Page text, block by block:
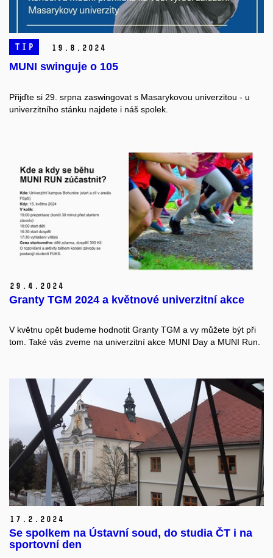
TIP 19. 8. 2024
MUNI swinguje o 105
Přijďte si 29. srpna zaswingovat s Masarykovou univerzitou - u
univerzitního stánku najdete i náš spolek.
29. 4. 2024
Granty TGM 2024 a květnové univerzitní akce
V květnu opět budeme hodnotit Granty TGM a vy můžete být při
tom. Také vás zveme na univerzitní akce MUNI Day a MUNI Run.
17. 2. 2024
Se spolkem na Ústavní soud, do studia ČT i na
sportovní den